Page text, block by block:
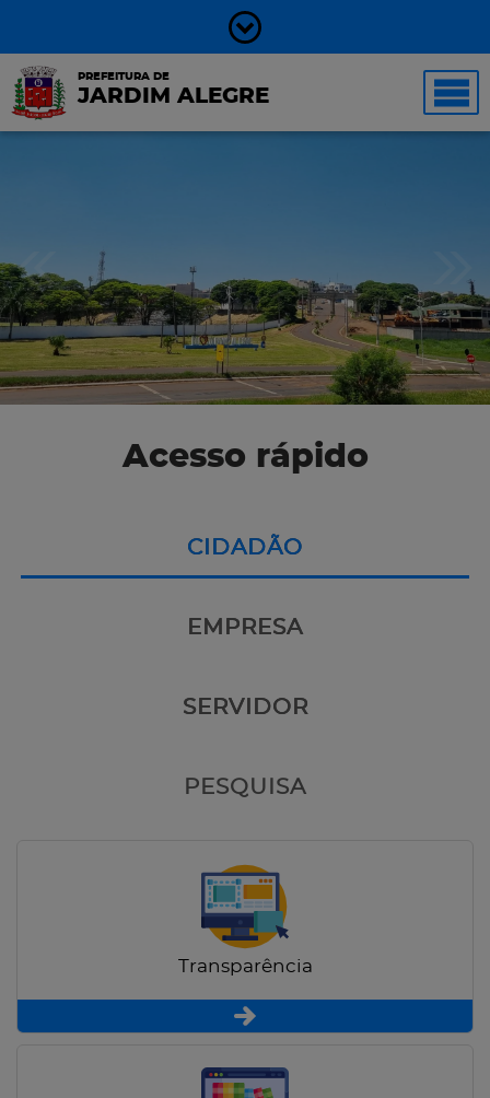
PREFEITURA DE
JARDIM ALEGRE
Acesso rápido
CIDADÃO
EMPRESA
SERVIDOR
PESQUISA
Transparência